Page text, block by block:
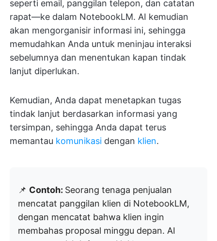
seperti email, panggilan telepon, dan catatan
rapat—ke dalam NotebookLM. AI kemudian
akan mengorganisir informasi ini, sehingga
memudahkan Anda untuk meninjau interaksi
sebelumnya dan menentukan kapan tindak
lanjut diperlukan.
Kemudian, Anda dapat menetapkan tugas
tindak lanjut berdasarkan informasi yang
tersimpan, sehingga Anda dapat terus
memantau komunikasi dengan klien.
📌 Contoh: Seorang tenaga penjualan
mencatat panggilan klien di NotebookLM,
dengan mencatat bahwa klien ingin
membahas proposal minggu depan. AI